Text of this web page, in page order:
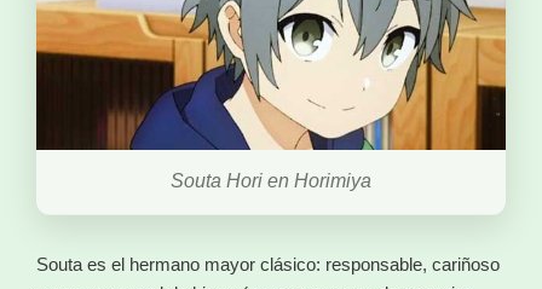
Souta Hori en Horimiya
Souta es el hermano mayor clásico: responsable, cariñoso